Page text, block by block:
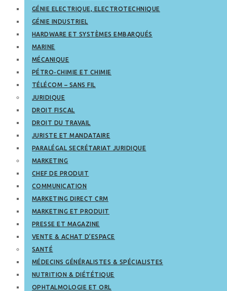
GÉNIE ELECTRIQUE, ELECTROTECHNIQUE
GÉNIE INDUSTRIEL
HARDWARE ET SYSTÈMES EMBARQUÉS
MARINE
MÉCANIQUE
PÉTRO-CHIMIE ET CHIMIE
TÉLÉCOM – SANS FIL
JURIDIQUE
DROIT FISCAL
DROIT DU TRAVAIL
JURISTE ET MANDATAIRE
PARALÉGAL SECRÉTARIAT JURIDIQUE
MARKETING
CHEF DE PRODUIT
COMMUNICATION
MARKETING DIRECT CRM
MARKETING ET PRODUIT
PRESSE ET MAGAZINE
VENTE & ACHAT D’ESPACE
SANTÉ
MÉDECINS GÉNÉRALISTES & SPÉCIALISTES
NUTRITION & DIÉTÉTIQUE
OPHTALMOLOGIE ET ORL